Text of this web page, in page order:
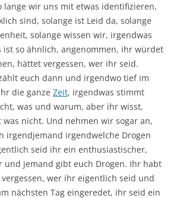
lange wir uns mit etwas identifizieren,
sind, solange ist Leid da, solange
solange wissen wir, irgendwas
ist so ähnlich, angenommen, ihr würdet
hättet vergessen, wer ihr seid.
euch dann und irgendwo tief im
die ganze Zeit, irgendwas stimmt
was und warum, aber ihr wisst,
nicht. Und nehmen wir sogar an,
irgendjemand irgendwelche Drogen
seid ihr ein enthusiastischer,
und jemand gibt euch Drogen. Ihr habt
wer ihr eigentlich seid und
nächsten Tag eingeredet, ihr seid ein